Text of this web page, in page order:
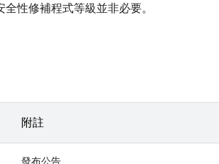
性修補程式等級並非必要。
附註
發布公告